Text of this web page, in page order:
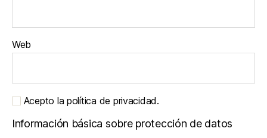
Web
Acepto la política de privacidad.
Información básica sobre protección de datos